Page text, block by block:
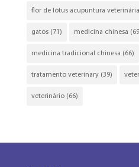
flor de lótus acupuntura veterinária
gatos(71) medicina chinesa
medicina tradicional chinesa (66)
tratamento veterinary(39)
veterinário(66)